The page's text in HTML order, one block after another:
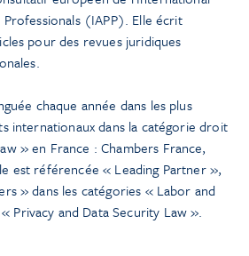
(IAPP). Elle écrit
pour des revues juridiques
chaque année dans les plus
internationaux dans la catégorie droit
» en France : Chambers France,
est référencée « Leading Partner »,
» dans les catégories « Labor and
Privacy and Data Security Law ».